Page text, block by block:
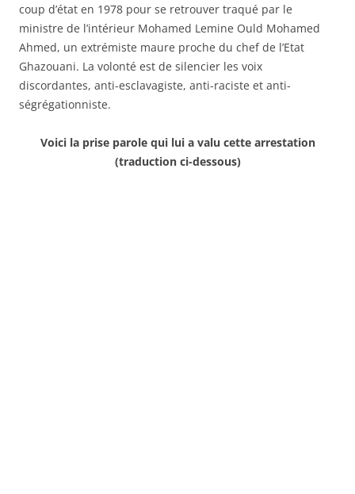
coup d’état en 1978 pour se retrouver traqué par le
ministre de l’intérieur Mohamed Lemine Ould Mohamed
Ahmed, un extrémiste maure proche du chef de l’Etat
Ghazouani. La volonté est de silencier les voix
discordantes, anti-esclavagiste, anti-raciste et anti-
ségrégationniste.
Voici la prise parole qui lui a valu cette arrestation
(traduction ci-dessous)